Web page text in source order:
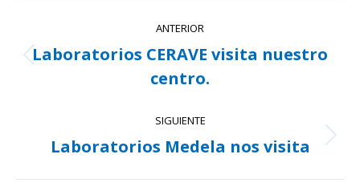
entre
publicaciones
ANTERIOR
Publicación
anterior:
Laboratorios CERAVE visita nuestro
centro.
SIGUIENTE
Publicación
Laboratorios Medela nos visita